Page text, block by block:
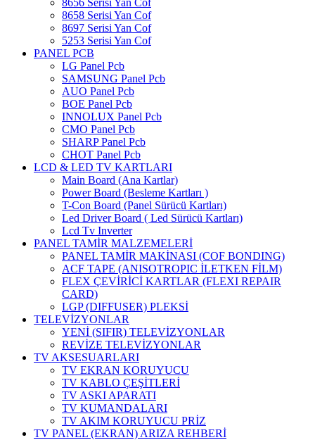
8656 Serisi Yan Cof
8658 Serisi Yan Cof
8697 Serisi Yan Cof
5253 Serisi Yan Cof
PANEL PCB
LG Panel Pcb
SAMSUNG Panel Pcb
AUO Panel Pcb
BOE Panel Pcb
INNOLUX Panel Pcb
CMO Panel Pcb
SHARP Panel Pcb
CHOT Panel Pcb
LCD & LED TV KARTLARI
Main Board (Ana Kartlar)
Power Board (Besleme Kartları )
T-Con Board (Panel Sürücü Kartları)
Led Driver Board ( Led Sürücü Kartları)
Lcd Tv Inverter
PANEL TAMİR MALZEMELERİ
PANEL TAMİR MAKİNASI (COF BONDING)
ACF TAPE (ANISOTROPIC İLETKEN FİLM)
FLEX ÇEVİRİCİ KARTLAR (FLEXI REPAIR
CARD)
LGP (DIFFUSER) PLEKSİ
TELEVİZYONLAR
YENİ (SIFIR) TELEVİZYONLAR
REVİZE TELEVİZYONLAR
TV AKSESUARLARI
TV EKRAN KORUYUCU
TV KABLO ÇEŞİTLERİ
TV ASKI APARATI
TV KUMANDALARI
TV AKIM KORUYUCU PRİZ
TV PANEL (EKRAN) ARIZA REHBERİ